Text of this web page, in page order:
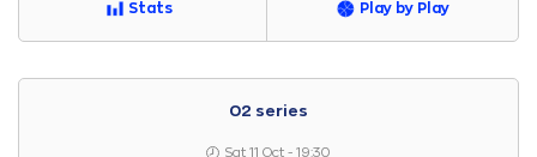
Stats Play by Play
02 series
Sat 11 Oct - 19:30